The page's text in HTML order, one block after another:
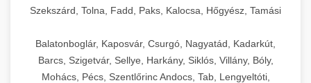
Szekszárd, Tolna, Fadd, Paks, Kalocsa, Hőgyész, Tamási
Balatonboglár, Kaposvár, Csurgó, Nagyatád, Kadarkút,
Barcs, Szigetvár, Sellye, Harkány, Siklós, Villány, Bóly,
Mohács, Pécs, Szentlőrinc Andocs, Tab, Lengyeltóti,